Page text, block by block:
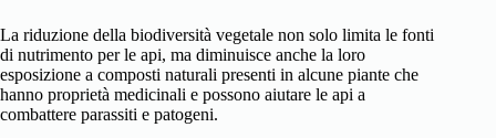
La riduzione della biodiversità vegetale non solo limita le fonti
di nutrimento per le api, ma diminuisce anche la loro
esposizione a composti naturali presenti in alcune piante che
hanno proprietà medicinali e possono aiutare le api a
combattere parassiti e patogeni.